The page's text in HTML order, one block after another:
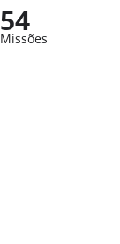
54
Missões